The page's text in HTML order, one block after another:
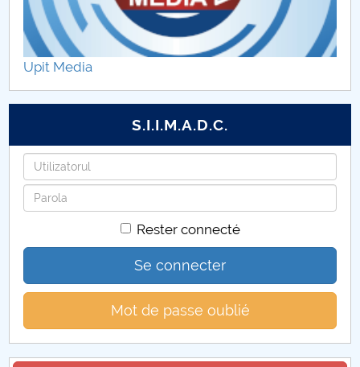
Parteneri de practică
Ghid de studii
Upit Media
S.I.I.M.A.D.C.
Identifiant
Mot
de
Rester connecté
Se connecter
Mot de passe oublié